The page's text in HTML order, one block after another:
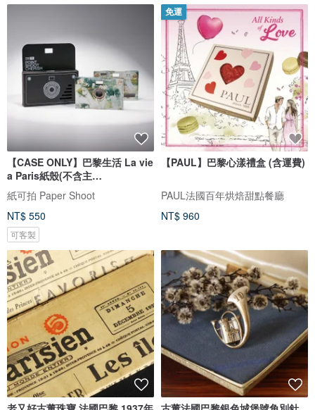
【CASE ONLY】巴黎生活 La vie
a Paris紙殼(不含主
機)PaperShoot
紙可拍 Paper Shoot
NT$ 550
可客製
免運
【PAUL】巴黎心漾禮盒 (含運費)
PAUL法國百年烘焙甜點餐廳
NT$ 960